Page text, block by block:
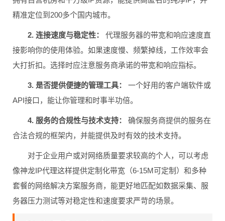
精准定位到200多个国内城市。
2. 连接速度与稳定性：
代理服务器的带宽和响应速度直
接影响你的使用体验。如果速度慢、频繁掉线，工作效率会
大打折扣。选择时应注意服务商承诺的带宽和响应指标。
3. 是否提供便捷的管理工具：
一个好用的客户端软件或
API接口，能让你管理和时事半功倍。
4. 服务的合规性与技术支持：
确保服务商提供的服务在
合法合规的框架内，并能提供及时有效的技术支持。
对于企业用户或对网络质量要求较高的个人，可以考虑
像神龙IP代理这样提供定制化带宽（6-15M可定制）和多种
套餐的网络解决方案服务商，能更好地匹配如数据采集、服
务器压力测试等对稳定性和速度要求严苛的场景。